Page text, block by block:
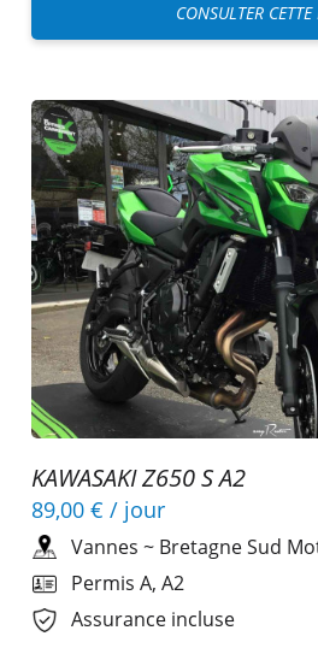
CONSULTER
KAWASAKI Z650 S A2
89,00 € / jour
Vannes ~ Bretagne Sud
Permis A, A2
Assurance incluse